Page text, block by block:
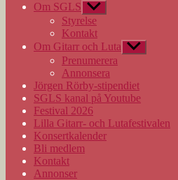
Om SGLS Visa
undermeny
Styrelse
Kontakt
Om Gitarr och Luta Visa
undermeny
Prenumerera
Annonsera
Jörgen Rörby-stipendiet
SGLS kanal på Youtube
Festival 2026
Lilla Gitarr- och Lutafestivalen
Konsertkalender
Bli medlem
Kontakt
Annonser